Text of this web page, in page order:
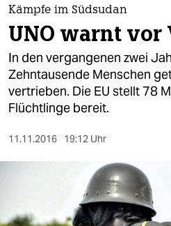
themen
politik
öko
gesellschaft
kultur
sport
Kämpfe im Südsudan
UNO warnt vor
In den vergangenen zwei
Zehntausende Menschen
vertrieben. Die EU stellt 78
Flüchtlinge bereit.
11.11.2016 19:12 Uhr